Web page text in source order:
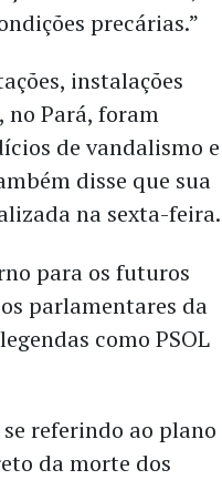
precárias.”
instalações
Pará, foram
de vandalismo e
disse que sua
na sexta-feira.
para os futuros
parlamentares da
como PSOL
referindo ao plano
da morte dos